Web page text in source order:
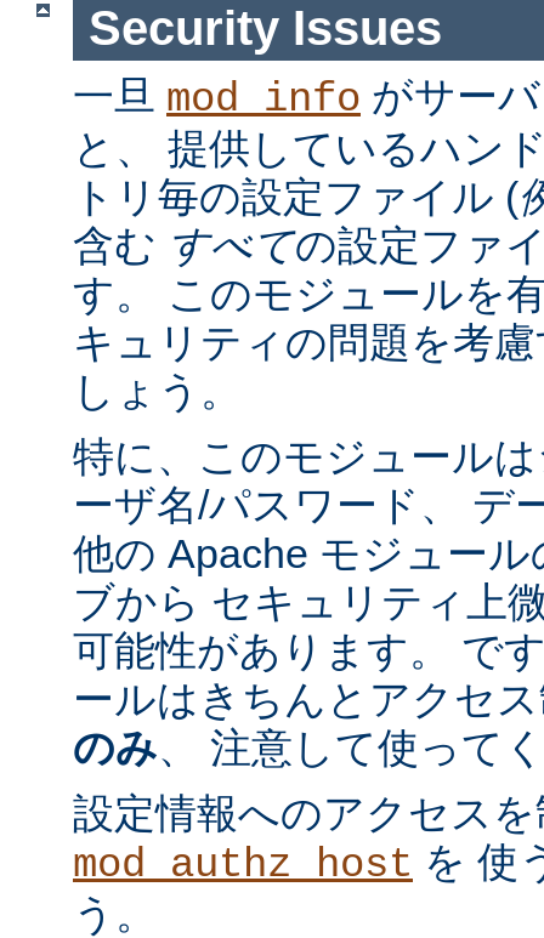
Security Issues
一旦 mod_info がサー
と、 提供しているハン
トリ毎の設定ファイル (
含む すべての設定ファ
す。 このモジュールを
キュリティの問題を考
しょう。
特に、このモジュール
ーザ名/パスワード、 デ
他の Apache モジュー
ブから セキュリティ上
可能性があります。 で
ールはきちんとアクセ
のみ、 注意して使って
設定情報へのアクセス
mod_authz_host を 使
う。